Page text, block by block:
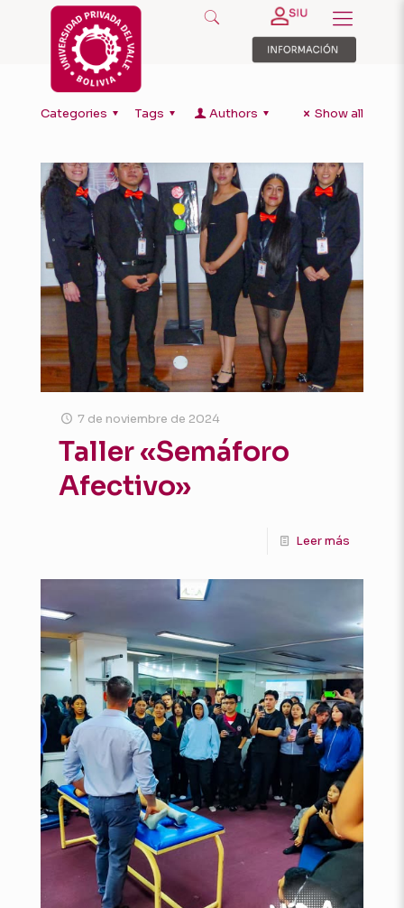
Categories Tags Authors Show all
7 de noviembre de 2024
Taller «Semáforo
Afectivo»
Leer más